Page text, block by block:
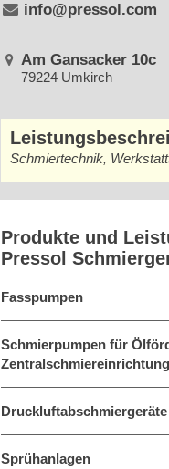
info@pressol.com
Am Gansacker 10c
79224 Umkirch
Schmiertechnik,
Produkte und
Pressol
Fasspumpen
Schmierpumpen für
Druckluftabschmiergeräte
Sprühanlagen